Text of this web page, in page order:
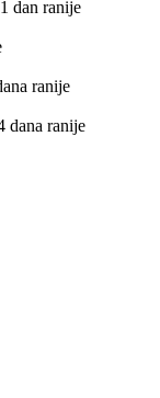
1 dan ranije
ranije
dana ranije